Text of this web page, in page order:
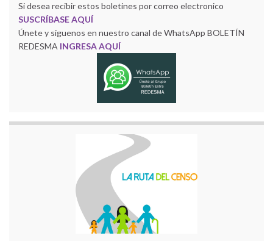
Si desea recibir estos boletines por correo electronico
SUSCRÍBASE AQUÍ
Únete y siguenos en nuestro canal de WhatsApp BOLETÍN
REDESMA INGRESA AQUÍ